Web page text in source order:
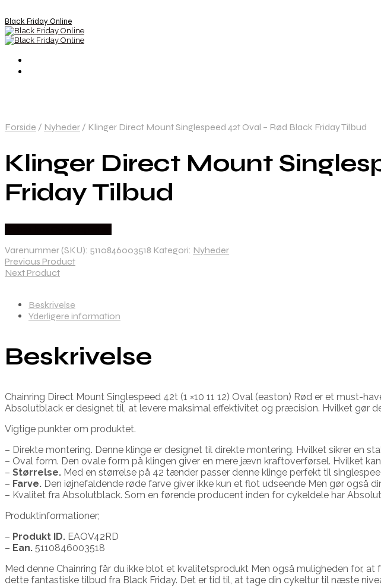
Black Friday Online
Forside / Nyheder / Klinger Direct Mount Singlespeed 42t Oval – Rød Black Friday Tilbud
Klinger Direct Mount
Friday Tilbud
Varenummer (SKU): 5110846003518 Kategori: Nyheder
Previous Product
Next Product
Beskrivelse
Yderligere information
Beskrivelse
Chainring Direct Mount Singlespeed 42t (1 ×10 11 12) Oval (easton) Rød er et must-
Absolutblack er designet til, at levere maksimal effektivitet og præcision. Hvilket gør
Vigtige punkter om produktet.
– Direkte montering. Denne klinge er designet til direkte montering. Hvilket sikrer en
– Oval form. Den ovale form på klingen giver en mere jævn kraftoverførsel. Hvilket
– Størrelse. Med en størrelse på 42 tænder passer denne klinge perfekt til
– Farve. Den iøjnefaldende røde farve giver ikke kun et flot udseende Men gør også
– Kvalitet fra Absolutblack. Som en førende producent inden for cykeldele har
Produktinformationer;
– Produkt ID. EAOV42RD
– Ean. 5110846003518
Med denne Chainring får du ikke blot et kvalitetsprodukt Men også muligheden for,
dette fantastiske tilbud fra Black Friday. Det er tid til, at tage din cykeltur til næste